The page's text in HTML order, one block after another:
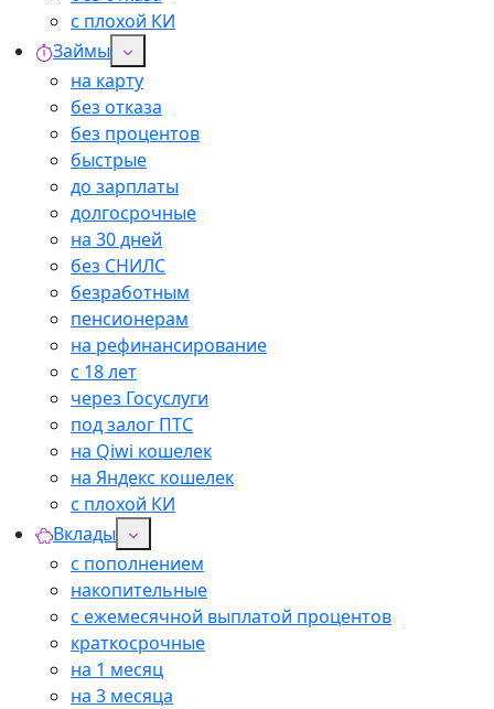
с плохой КИ
Займы
на карту
без отказа
без процентов
быстрые
до зарплаты
долгосрочные
на 30 дней
без СНИЛС
безработным
пенсионерам
на рефинансирование
с 18 лет
через Госуслуги
под залог ПТС
на Qiwi кошелек
на Яндекс кошелек
с плохой КИ
Вклады
с пополнением
накопительные
с ежемесячной выплатой процентов
краткосрочные
на 1 месяц
на 3 месяца